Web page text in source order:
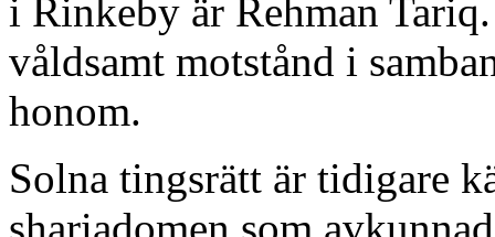
i Rinkeby är Rehman
våldsamt motstånd i
honom.
Solna tingsrätt är tidigare
shariadomen som